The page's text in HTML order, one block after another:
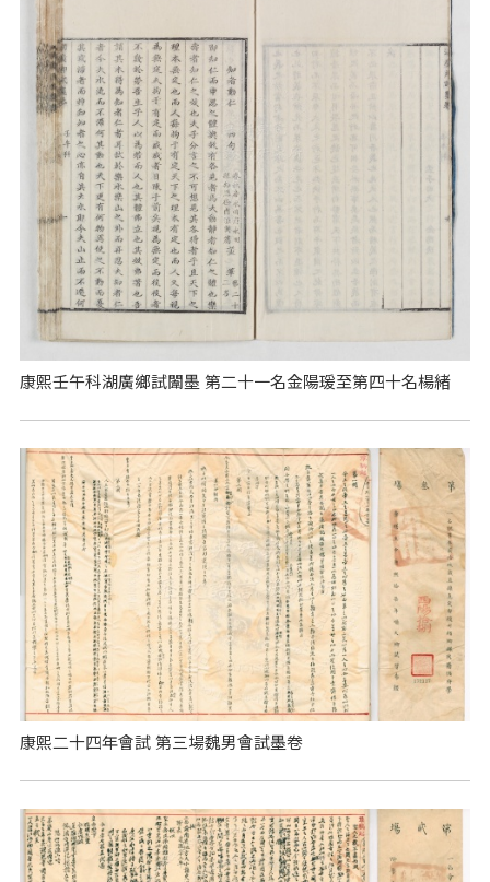
康熙壬午科湖廣鄉試闈墨 第二十一名金陽瑗至第四十名楊緒
康熙二十四年會試 第三場魏男會試墨卷